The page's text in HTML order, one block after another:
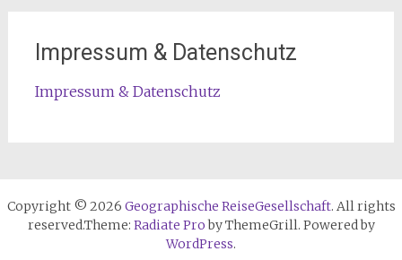
Impressum & Datenschutz
Impressum & Datenschutz
Copyright © 2026 Geographische ReiseGesellschaft. All rights
reserved.Theme: Radiate Proby ThemeGrill. Powered by
WordPress.